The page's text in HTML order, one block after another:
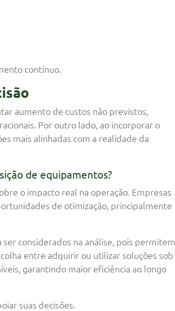
contínuo.
aumento de custos não previstos,
Por outro lado, ao incorporar o
mais alinhadas com a realidade da
de equipamentos?
o impacto real na operação. Empresas
de otimização, principalmente
considerados na análise, pois permitem
entre adquirir ou utilizar soluções sob
garantindo maior eficiência ao longo
suas decisões.